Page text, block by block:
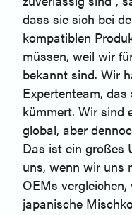
dass sie sich bei
kompatiblen
müssen, weil wir
bekannt sind. Wir
Expertenteam,
kümmert. Wir sind
global, aber
Das ist ein großes
uns, wenn wir uns
OEMs
japanische